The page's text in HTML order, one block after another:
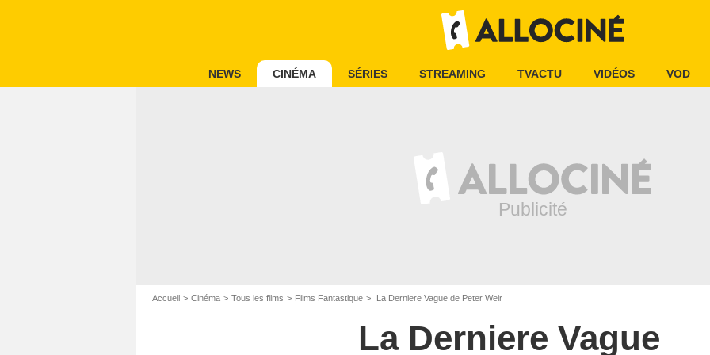
NEWS CINÉMA SÉRIES STREAMING TVACTU VIDÉOS VOD
Accueil Cinéma Tous les films Films Fantastique La Derniere Vague de Peter Weir
La Derniere Vague